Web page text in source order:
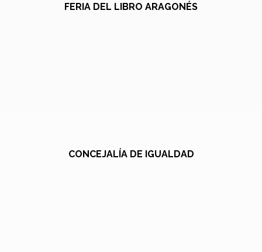
FERIA DEL LIBRO ARAGONÉS
CONCEJALÍA DE IGUALDAD